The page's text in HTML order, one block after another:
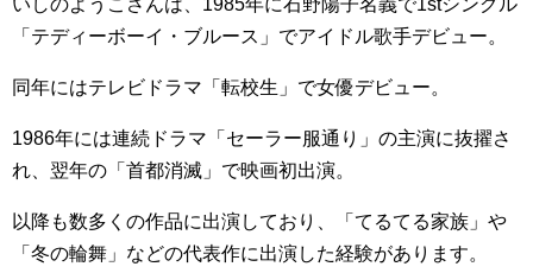
「テディーボーイ・ブルース」でアイドル歌手デビュー。
同年にはテレビドラマ「転校生」で女優デビュー。
1986年には連続ドラマ「セーラー服通り」の主演に抜擢さ
れ、翌年の「首都消滅」で映画初出演。
以降も数多くの作品に出演しており、「てるてる家族」や
「冬の輪舞」などの代表作に出演した経験があります。